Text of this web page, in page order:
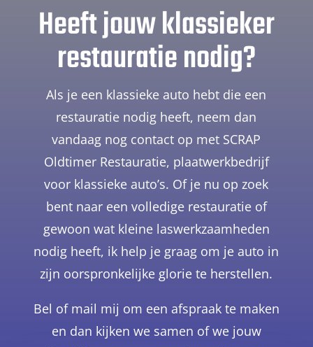
Heeft jouw klassieker
restauratie nodig?
Als je een klassieke auto hebt die een
restauratie nodig heeft, neem dan
vandaag nog contact op met SCRAP
Oldtimer Restauratie, plaatwerkbedrijf
voor klassieke auto’s. Of je nu op zoek
bent naar een volledige restauratie of
gewoon wat kleine laswerkzaamheden
nodig heeft, ik help je graag om je auto in
zijn oorspronkelijke glorie te herstellen.
Bel of mail mij om een afspraak te maken
en dan kijken we samen of we jouw